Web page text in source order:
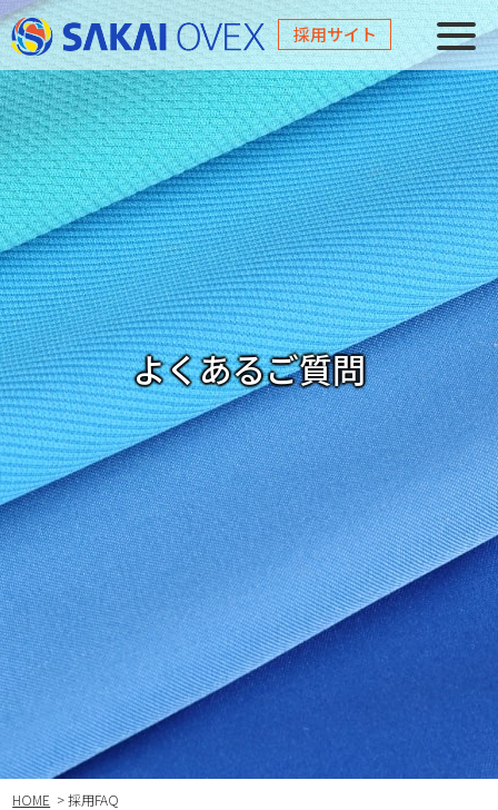
採用サイト
よくあるご質問
HOME > 採用FAQ